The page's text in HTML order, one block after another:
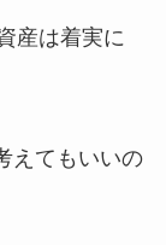
産は着実に
えてもいいの